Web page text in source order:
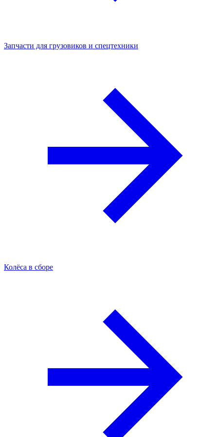
Запчасти для грузовиков и спецтехники
Колёса в сборе